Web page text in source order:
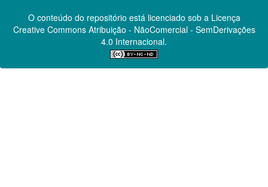
O conteúdo do repositório está licenciado sob a Licença
Creative CommonsAtribuição - NãoComercial - SemDerivações
4.0 Internacional.